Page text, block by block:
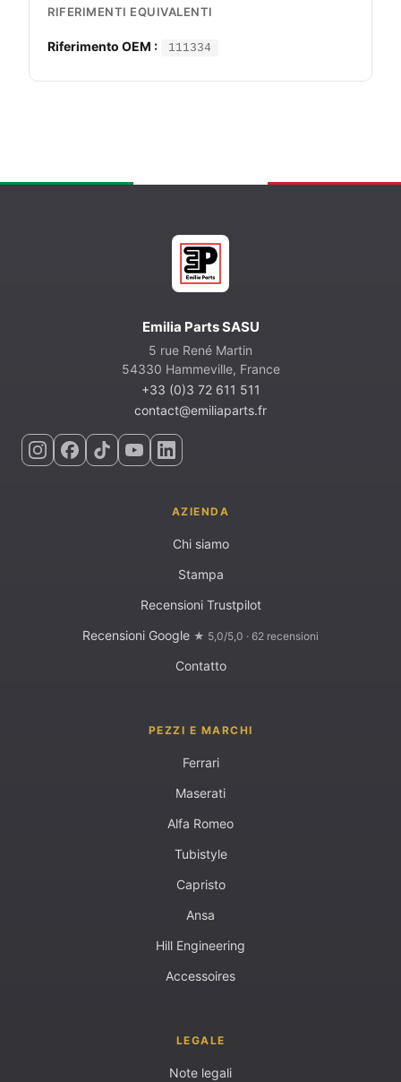
RIFERIMENTI EQUIVALENTI
Riferimento OEM : 111334
Emilia Parts SASU
5 rue René Martin
54330 Hammeville, France
+33 (0)3 72 611 511
contact@emiliaparts.fr
AZIENDA
Chi siamo
Stampa
Recensioni Trustpilot
Recensioni Google ★ 5,0/5,0 · 62 recensioni
Contatto
PEZZI E MARCHI
Ferrari
Maserati
Alfa Romeo
Tubistyle
Capristo
Ansa
Hill Engineering
Accessoires
LEGALE
Note legali